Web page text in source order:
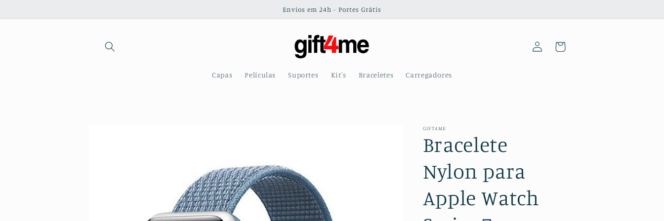
conteúdo
Envios em 24h - Portes Grátis
Capas Películas Suportes Kit´s Braceletes Carregadores
Iniciar
sessão
Carrinho
GIFT4ME
Bracelete
Nylon para
Apple Watch